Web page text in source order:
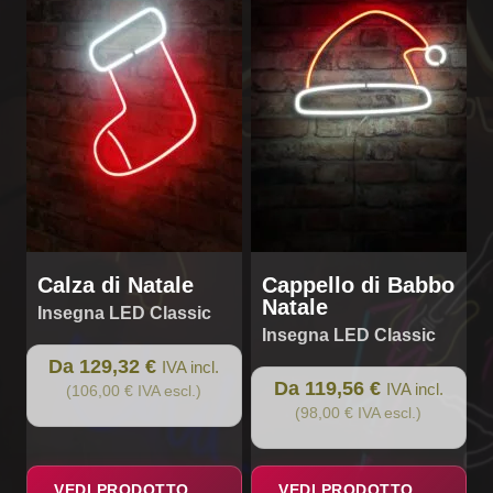
Calza di Natale
Insegna LED Classic
Da 129,32 € IVA incl.
(106,00 € IVA escl.)
opzioni
del
prodotto
Cappello di Babbo
Natale
Insegna LED Classic
Da 119,56 € IVA incl.
(98,00 € IVA escl.)
varianti.
Le
opzioni
possono
essere
scelte
del
prodotto